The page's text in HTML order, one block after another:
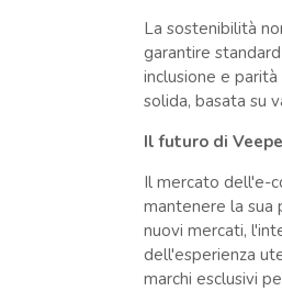
La sostenibilità
garantire
inclusione e
solida, basata su
Il futuro di
Il mercato dell'e-
mantenere la sua
nuovi mercati,
dell'esperienza
marchi esclusivi